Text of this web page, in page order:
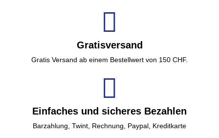
Gratisversand
Gratis Versand ab einem Bestellwert von 150 CHF.
Einfaches und sicheres Bezahlen
Barzahlung, Twint, Rechnung, Paypal, Kreditkarte